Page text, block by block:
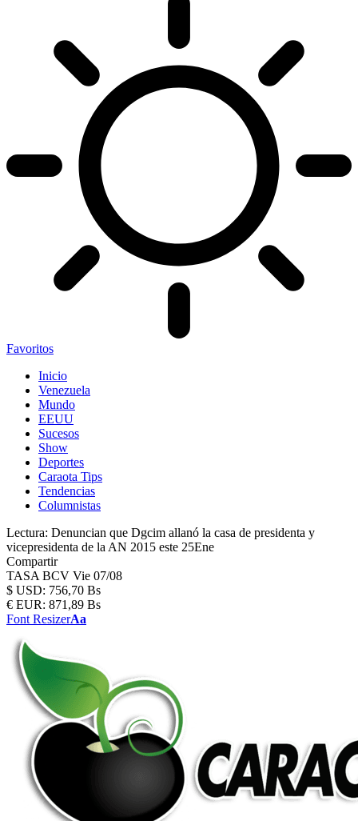
Favoritos
Inicio
Venezuela
Mundo
EEUU
Sucesos
Show
Deportes
Caraota Tips
Tendencias
Columnistas
Lectura: Denuncian que Dgcim allanó la casa de presidenta y
vicepresidenta de la AN 2015 este 25Ene
Compartir
TASA BCV Vie 07/08
$ USD: 756,70 Bs
€ EUR: 871,89 Bs
Font ResizerAa